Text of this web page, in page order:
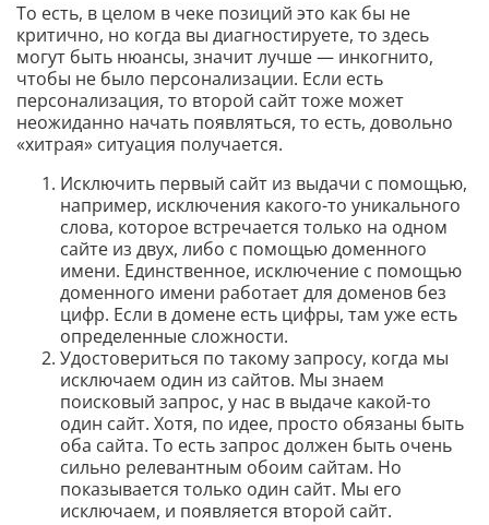
То есть, в целом в чеке позиций это как бы не
критично, но когда вы диагностируете, то здесь
могут быть нюансы, значит лучше — инкогнито,
чтобы не было персонализации. Если есть
персонализация, то второй сайт тоже может
неожиданно начать появляться, то есть, довольно
«хитрая» ситуация получается.
Исключить первый сайт из выдачи с помощью,
например, исключения какого-то уникального
слова, которое встречается только на одном
сайте из двух, либо с помощью доменного
имени. Единственное, исключение с помощью
доменного имени работает для доменов без
цифр. Если в домене есть цифры, там уже есть
определенные сложности.
Удостовериться по такому запросу, когда мы
исключаем один из сайтов. Мы знаем
поисковый запрос, у нас в выдаче какой-то
один сайт. Хотя, по идее, просто обязаны быть
оба сайта. То есть запрос должен быть очень
сильно релевантным обоим сайтам. Но
показывается только один сайт. Мы его
исключаем, и появляется второй сайт.